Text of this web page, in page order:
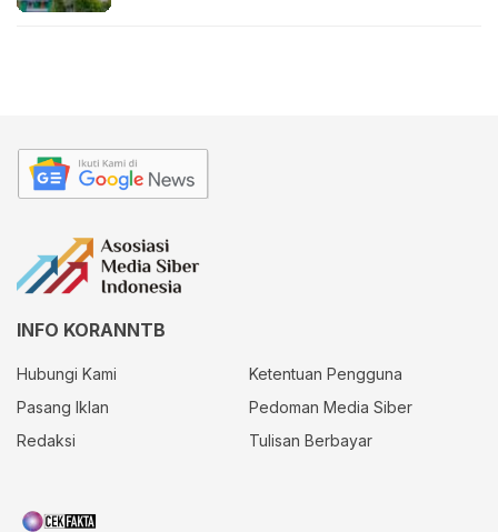
INFO KORANNTB
Hubungi Kami
Ketentuan Pengguna
Pasang Iklan
Pedoman Media Siber
Redaksi
Tulisan Berbayar